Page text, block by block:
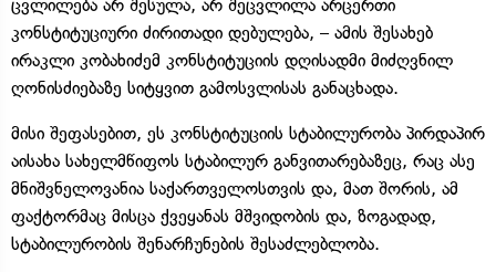
ცვლილება არ შესულა, არ შეცვლილა არცერთი
კონსტიტუციური ძირითადი დებულება, – ამის შესახებ
ირაკლი კობახიძემ კონსტიტუციის დღისადმი მიძღვნილ
ღონისძიებაზე სიტყვით გამოსვლისას განაცხადა.
მისი შეფასებით, ეს კონსტიტუციის სტაბილურობა პირდაპირ
აისახა სახელმწიფოს სტაბილურ განვითარებაზეც, რაც ასე
მნიშვნელოვანია საქართველოსთვის და, მათ შორის, ამ
ფაქტორმაც მისცა ქვეყანას მშვიდობის და, ზოგადად,
სტაბილურობის შენარჩუნების შესაძლებლობა.